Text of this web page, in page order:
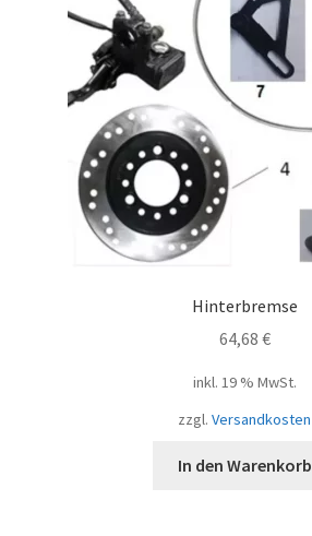
Hinterbremse
64,68 €
inkl. 19 % MwSt.
zzgl. Versandkosten
In den Warenkorb